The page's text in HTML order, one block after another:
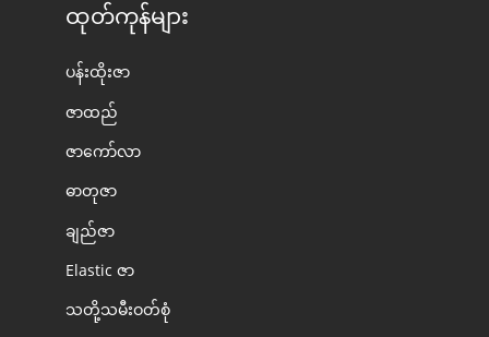
ထုတ်ကုန်များ
ပန်းထိုးဇာ
ဇာထည်
ဇာကော်လာ
ဓာတုဇာ
ချည်ဇာ
Elastic ဇာ
သတို့သမီးဝတ်စုံ